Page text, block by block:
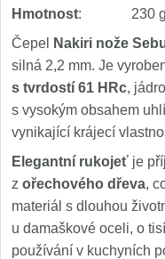
Hmotnost: 230 g
Čepel
Nakiri nože
silná 2,2 mm. Je
s tvrdostí 61 HRc,
s vysokým obsahem
vynikající krájecí
Elegantní rukojeť je
z ořechového dřeva,
materiál s dlouhou
u damaškové oceli, o
používání v kuchyních